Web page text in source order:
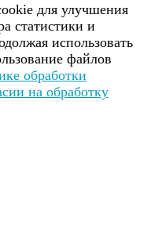
для улучшения
статистики и
использовать
файлов
обработки
на обработку